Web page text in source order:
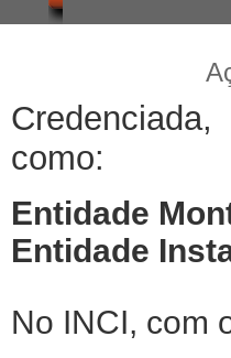
como:
Entidade
Entidade
No INCI, com